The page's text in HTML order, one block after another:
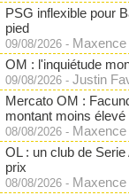
PSG inflexible pour
pied
09/08/2026 -
OM : l'inquiétude
09/08/2026 - Justin
Mercato OM :
montant moins
08/08/2026 -
OL : un club de
prix
08/08/2026 -